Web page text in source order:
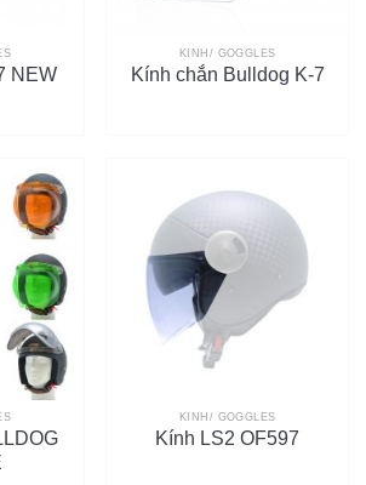
NEW
KÍNH/ GOGGLES
Kính chắn Bulldog K-7
KÍNH/ GOGGLES
Kính LS2 OF597